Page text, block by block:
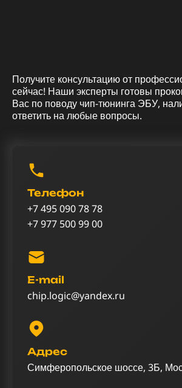
Получите консультацию от
сейчас! Наши эксперты готовы
Вас по поводу чип-тюнинга ЭБУ,
ответить на любые вопросы.
Телефон
+7 495 090 78 78
+7 977 500 99 00
E-mail
chip.logic@yandex.ru
Адрес
Симферопольское шоссе, 3Б,